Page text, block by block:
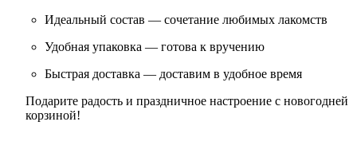
Идеальный состав — сочетание любимых лакомств
Удобная упаковка — готова к вручению
Быстрая доставка — доставим в удобное время
Подарите радость и праздничное настроение с новогодней
корзиной!